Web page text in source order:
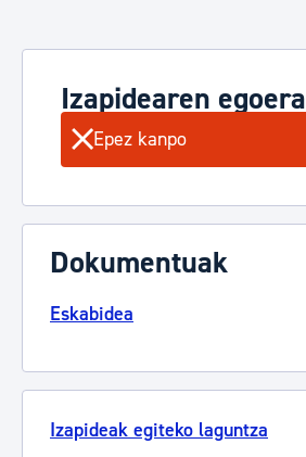
Izapidearen egoera
Epez kanpo
Dokumentuak
Eskabidea
Izapideak egiteko laguntza